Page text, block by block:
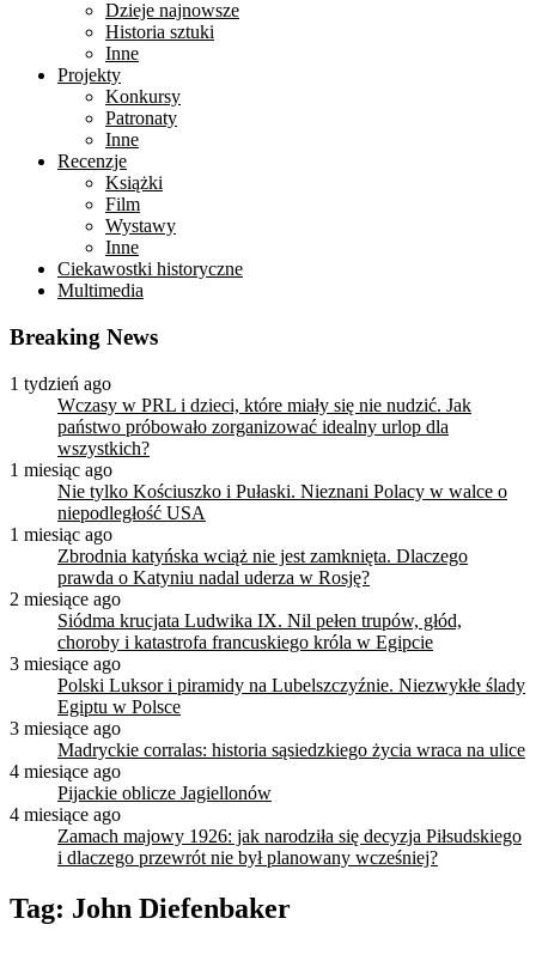
Dzieje najnowsze
Historia sztuki
Inne
Projekty
Konkursy
Patronaty
Inne
Recenzje
Książki
Film
Wystawy
Inne
Ciekawostki historyczne
Multimedia
Breaking News
1 tydzień ago
Wczasy w PRL i dzieci, które miały się nie nudzić. Jak
państwo próbowało zorganizować idealny urlop dla
wszystkich?
1 miesiąc ago
Nie tylko Kościuszko i Pułaski. Nieznani Polacy w walce o
niepodległość USA
1 miesiąc ago
Zbrodnia katyńska wciąż nie jest zamknięta. Dlaczego
prawda o Katyniu nadal uderza w Rosję?
2 miesiące ago
Siódma krucjata Ludwika IX. Nil pełen trupów, głód,
choroby i katastrofa francuskiego króla w Egipcie
3 miesiące ago
Polski Luksor i piramidy na Lubelszczyźnie. Niezwykłe ślady
Egiptu w Polsce
3 miesiące ago
Madryckie corralas: historia sąsiedzkiego życia wraca na ulice
4 miesiące ago
Pijackie oblicze Jagiellonów
4 miesiące ago
Zamach majowy 1926: jak narodziła się decyzja Piłsudskiego
i dlaczego przewrót nie był planowany wcześniej?
Tag: John Diefenbaker